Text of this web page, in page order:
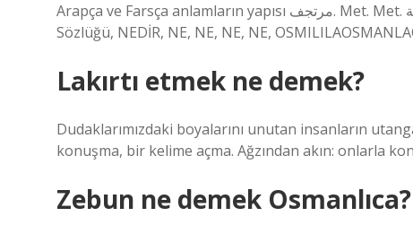
Arapça ve Farsça anlamların yapısı مرتجف. Met. Met. مرتعش. مترجرج. رجراج. رججراجة. (STRUCICE) (ق.) Lerzân- Rei
Sözlüğü, NEDİR, NE, NE, NE, NE,
Lakırtı etmek ne demek?
Dudaklarımızdaki boyalarını unutan insanların
konuşma, bir kelime açma. Ağzından akın: onlarla
Zebun ne demek Osmanlıca?